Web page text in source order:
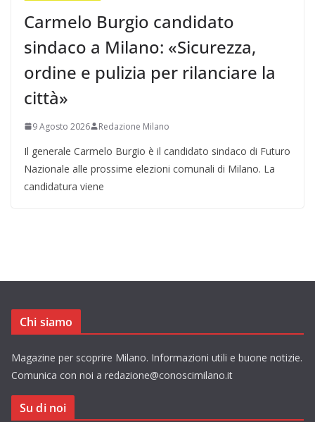
Carmelo Burgio candidato
sindaco a Milano: «Sicurezza,
ordine e pulizia per rilanciare la
città»
9 Agosto 2026 Redazione Milano
Il generale Carmelo Burgio è il candidato sindaco di Futuro
Nazionale alle prossime elezioni comunali di Milano. La
candidatura viene
Chi siamo
Magazine per scoprire Milano. Informazioni utili e buone notizie.
Comunica con noi a redazione@conoscimilano.it
Su di noi